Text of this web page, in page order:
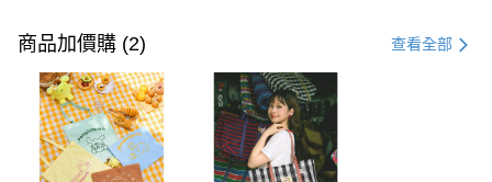
信用卡一次付款
購物金
超商取貨付款
LINE Pay
商品加價購 (2) 查看全部